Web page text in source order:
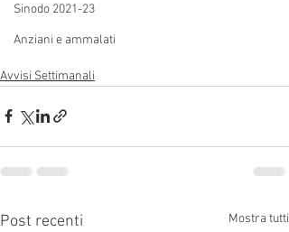
Sinodo 2021-23
Anziani e ammalati
Avvisi Settimanali
Post recenti Mostra tutti